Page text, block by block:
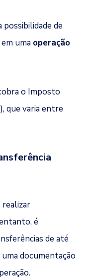
possibilidade de
uma operação
o Imposto
que varia entre
realizar
é
de até
documentação